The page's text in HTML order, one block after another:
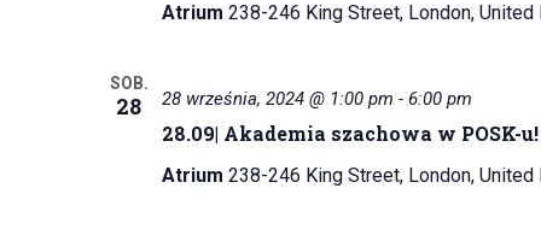
Atrium 238-246 King Street, London, United
SOB.
28
28.09| Akademia szachowa w POSK-u!
28 września, 2024 @ 1:00 pm - 6:00 pm
Atrium 238-246 King Street, London, United